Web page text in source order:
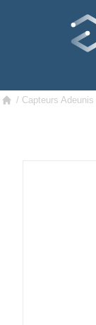
/ Capteurs Adeunis